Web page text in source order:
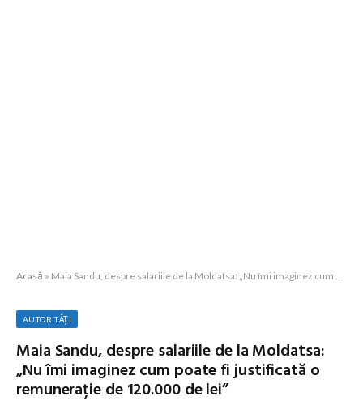
Acasă » Maia Sandu, despre salariile de la Moldatsa: „Nu îmi imaginez cum poate fi justificată o remunerație de 120.000 de lei”
AUTORITĂȚI
Maia Sandu, despre salariile de la Moldatsa:
„Nu îmi imaginez cum poate fi justificată o
remunerație de 120.000 de lei”